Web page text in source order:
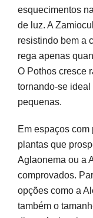
esquecimentos
de luz. A
resistindo bem a
rega apenas
O Pothos cresce
tornando-se
pequenas.
Em espaços
plantas que
Aglaonema ou a
comprovados.
opções como a
também o